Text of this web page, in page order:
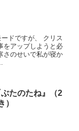
ドですが、 クリス
をアップしようと必
さのせいで私が寝か
たのたね』（2
）